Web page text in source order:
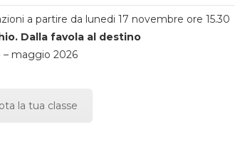
a partire da lunedi 17 novembre ore 15.30
Dalla favola al destino
– maggio 2026
la tua classe